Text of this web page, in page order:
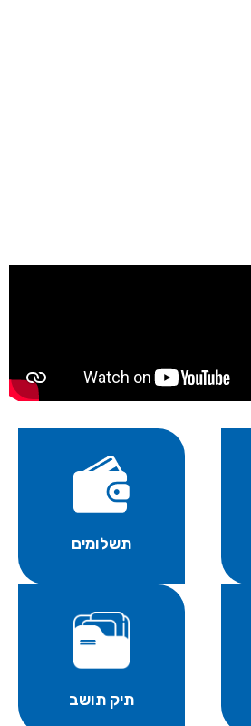
תשלומים
תיק תושב